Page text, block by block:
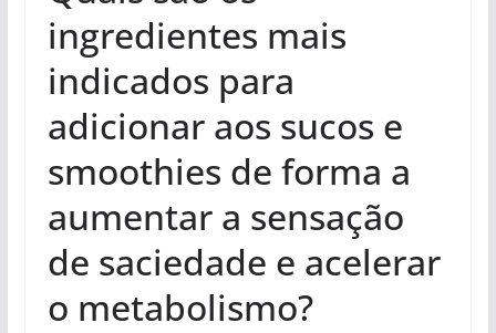
ingredientes mais
indicados para
adicionar aos sucos e
smoothies de forma a
aumentar a sensação
de saciedade e acelerar
o metabolismo?